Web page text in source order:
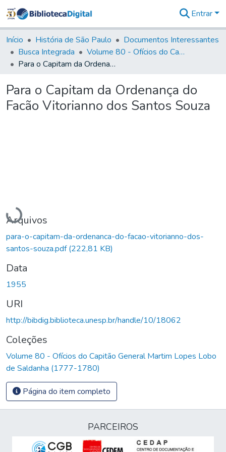
&
Coleções
Tudo na
Biblioteca
Estatísticas
Entrar
Início História de São Paulo
Documentos Interessantes
Busca Integrada
Volume 80 - Ofícios do Capitão General Martim Lopes Lobo de Saldanha (1777-1780)
Para o Capitam da Ordenança do Facão Vitorianno dos Santos Souza
Para o Capitam da Ordenança do
Facão Vitorianno dos Santos Souza
Carregando...
Arquivos
para-o-capitam-da-ordenanca-do-facao-vitorianno-dos-
santos-souza.pdf(222,81 KB)
Data
1955
URI
http://bibdig.biblioteca.unesp.br/handle/10/18062
Coleções
Volume 80 - Ofícios do Capitão General Martim Lopes Lobo
de Saldanha (1777-1780)
Página do item completo
PARCEIROS